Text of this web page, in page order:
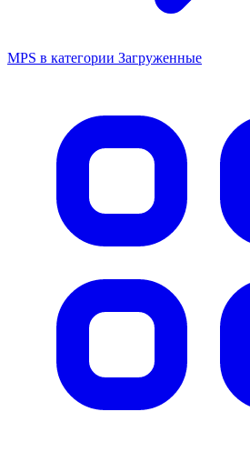
MPS в категории Загруженные